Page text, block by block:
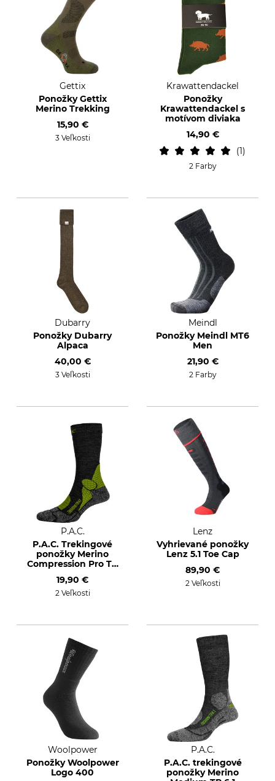
Gettix
Ponožky Gettix
Merino Trekking
15,90 €
3 Veľkosti
Krawattendackel
Ponožky
Krawattendackel s
motívom diviaka
14,90 €
1
2 Farby
Dubarry
Ponožky Dubarry
Alpaca
40,00 €
3 Veľkosti
Meindl
Ponožky Meindl MT6
Men
21,90 €
2 Farby
P.A.C.
P.A.C. Trekingové
ponožky Merino
Compression Pro TR
19,90 €
2 Veľkosti
Lenz
Vyhrievané ponožky
Lenz 5.1 Toe Cap
89,90 €
2 Veľkosti
Woolpower
Ponožky Woolpower
Logo 400
P.A.C.
P.A.C. trekingové
ponožky Merino